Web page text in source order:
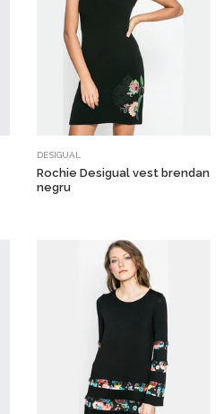
DESIGUAL
Rochie Desigual vest brendan
negru